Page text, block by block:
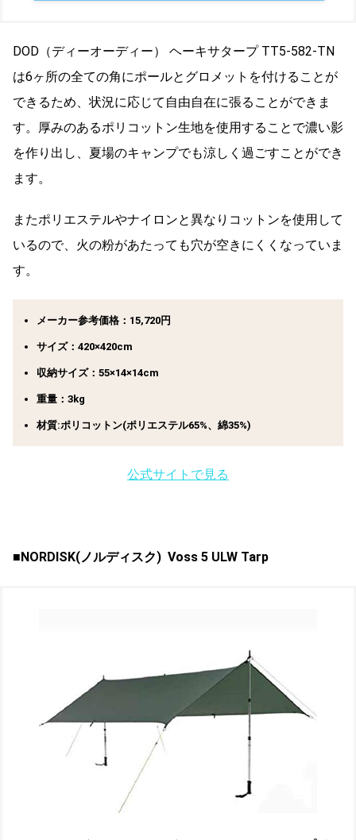
DOD（ディーオーディー） ヘーキサタープ TT5-582-TN
は6ヶ所の全ての角にポールとグロメットを付けることが
できるため、状況に応じて自由自在に張ることができま
す。厚みのあるポリコットン生地を使用することで濃い影
を作り出し、夏場のキャンプでも涼しく過ごすことができ
ます。
またポリエステルやナイロンと異なりコットンを使用して
いるので、火の粉があたっても穴が空きにくくなっていま
す。
メーカー参考価格：15,720円
サイズ：420×420cm
収納サイズ：55×14×14cm
重量：3kg
材質:ポリコットン(ポリエステル65%、綿35%)
公式サイトで見る
■NORDISK(ノルディスク) Voss 5 ULW Tarp